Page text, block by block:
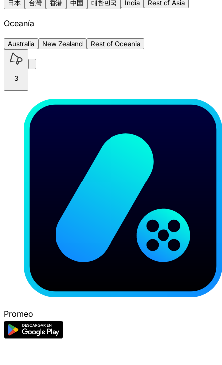
日本 台灣 香港 中国 대한민국 India Rest of Asia
Oceanía
Australia New Zealand Rest of Oceania
3
Promeo